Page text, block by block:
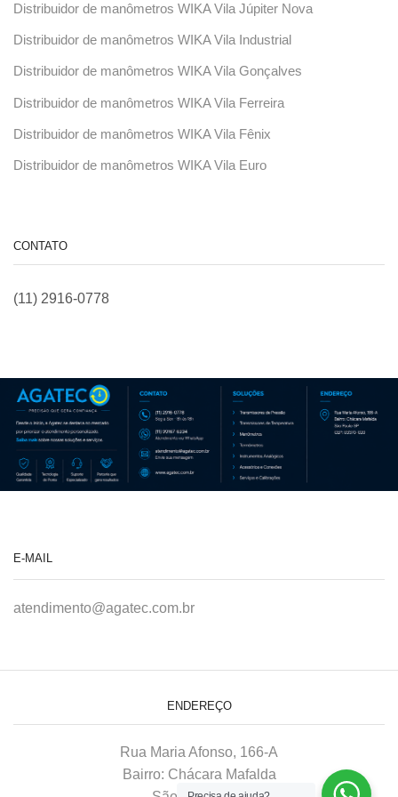
Distribuidor de manômetros WIKA Vila Júpiter Nova
Distribuidor de manômetros WIKA Vila Industrial
Distribuidor de manômetros WIKA Vila Gonçalves
Distribuidor de manômetros WIKA Vila Ferreira
Distribuidor de manômetros WIKA Vila Fênix
Distribuidor de manômetros WIKA Vila Euro
CONTATO
(11) 2916-0778
E-MAIL
atendimento@agatec.com.br
ENDEREÇO
Rua Maria Afonso, 166-A
Bairro: Chácara Mafalda